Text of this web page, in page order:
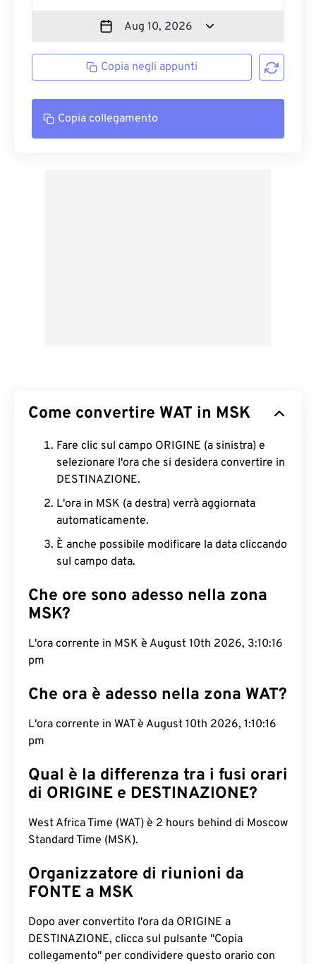
Copia negli appunti
Copia collegamento
Come convertire WAT in MSK
Fare clic sul campo ORIGINE (a sinistra) e
selezionare l'ora che si desidera convertire in
DESTINAZIONE.
L'ora in MSK (a destra) verrà aggiornata
automaticamente.
È anche possibile modificare la data cliccando
sul campo data.
Che ore sono adesso nella zona
MSK?
L'ora corrente in MSK è August 10th 2026, 3:10:17
pm
Che ora è adesso nella zona WAT?
L'ora corrente in WAT è August 10th 2026, 1:10:17
pm
Qual è la differenza tra i fusi orari
di ORIGINE e DESTINAZIONE?
West Africa Time (WAT) è 2 hours behind di Moscow
Standard Time (MSK).
Organizzatore di riunioni da
FONTE a MSK
Dopo aver convertito l'ora da ORIGINE a
DESTINAZIONE, clicca sul pulsante "Copia
collegamento" per condividere questo orario con